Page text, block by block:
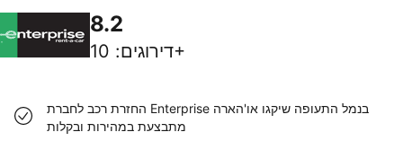
8.2
דירוגים: 10+
החזרת רכב לחברת Enterprise בנמל התעופה שיקגו או'הארה
מתבצעת במהירות ובקלות